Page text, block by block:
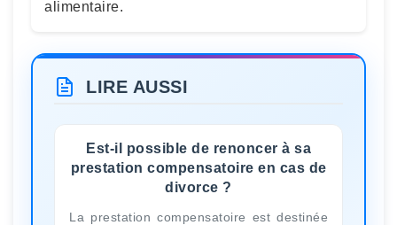
alimentaire.
LIRE AUSSI
Est-il possible de renoncer à sa
prestation compensatoire en cas de
divorce ?
La prestation compensatoire est destinée